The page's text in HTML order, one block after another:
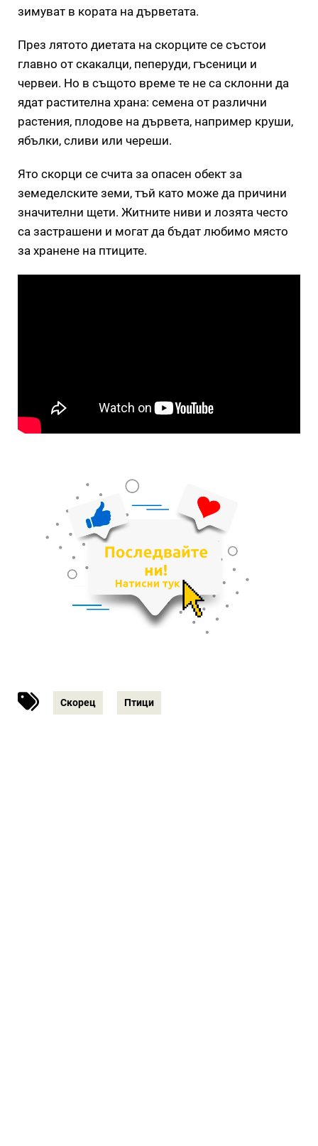
зимуват в кората на дърветата.
През лятото диетата на скорците се състои
главно от скакалци, пеперуди, гъсеници и
червеи. Но в същото време те не са склонни да
ядат растителна храна: семена от различни
растения, плодове на дървета, например круши,
ябълки, сливи или череши.
Ято скорци се счита за опасен обект за
земеделските земи, тъй като може да причини
значителни щети. Житните ниви и лозята често
са застрашени и могат да бъдат любимо място
за хранене на птиците.
Скорец Птици